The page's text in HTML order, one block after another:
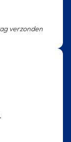
verzonden